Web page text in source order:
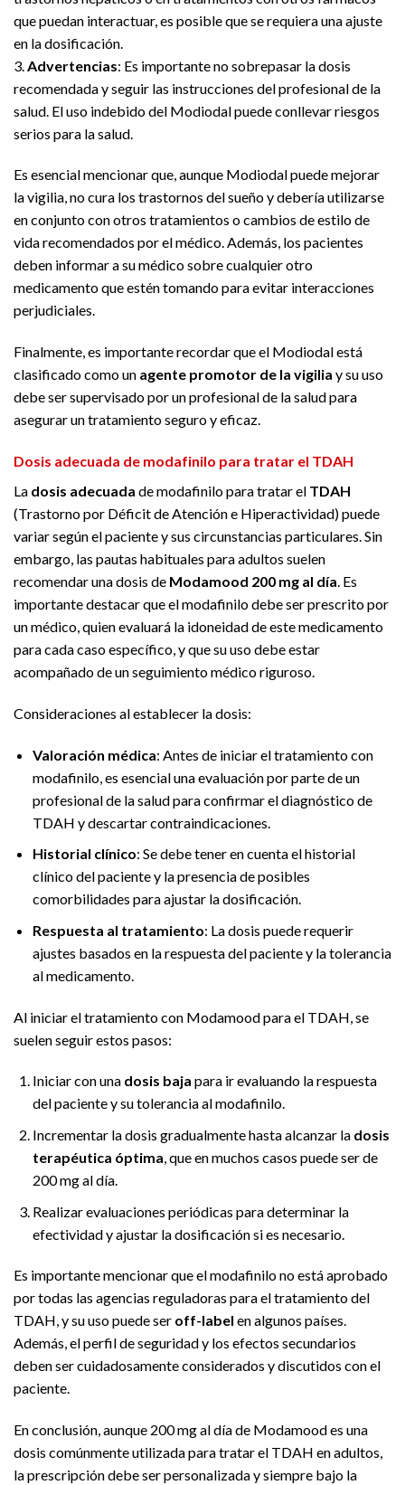
que puedan interactuar, es posible que se requiera una ajuste
en la dosificación.
3. Advertencias: Es importante no sobrepasar la dosis
recomendada y seguir las instrucciones del profesional de la
salud. El uso indebido del Modiodal puede conllevar riesgos
serios para la salud.
Es esencial mencionar que, aunque Modiodal puede mejorar
la vigilia, no cura los trastornos del sueño y debería utilizarse
en conjunto con otros tratamientos o cambios de estilo de
vida recomendados por el médico. Además, los pacientes
deben informar a su médico sobre cualquier otro
medicamento que estén tomando para evitar interacciones
perjudiciales.
Finalmente, es importante recordar que el Modiodal está
clasificado como un agente promotor de la vigilia y su uso
debe ser supervisado por un profesional de la salud para
asegurar un tratamiento seguro y eficaz.
Dosis adecuada de modafinilo para tratar el TDAH
La dosis adecuada de modafinilo para tratar el TDAH
(Trastorno por Déficit de Atención e Hiperactividad) puede
variar según el paciente y sus circunstancias particulares. Sin
embargo, las pautas habituales para adultos suelen
recomendar una dosis de Modamood 200 mg al día. Es
importante destacar que el modafinilo debe ser prescrito por
un médico, quien evaluará la idoneidad de este medicamento
para cada caso específico, y que su uso debe estar
acompañado de un seguimiento médico riguroso.
Consideraciones al establecer la dosis:
Valoración médica: Antes de iniciar el tratamiento con
modafinilo, es esencial una evaluación por parte de un
profesional de la salud para confirmar el diagnóstico de
TDAH y descartar contraindicaciones.
Historial clínico: Se debe tener en cuenta el historial
clínico del paciente y la presencia de posibles
comorbilidades para ajustar la dosificación.
Respuesta al tratamiento: La dosis puede requerir
ajustes basados en la respuesta del paciente y la tolerancia
al medicamento.
Al iniciar el tratamiento con Modamood para el TDAH, se
suelen seguir estos pasos:
Iniciar con una dosis baja para ir evaluando la respuesta
del paciente y su tolerancia al modafinilo.
Incrementar la dosis gradualmente hasta alcanzar la dosis
terapéutica óptima, que en muchos casos puede ser de
200 mg al día.
Realizar evaluaciones periódicas para determinar la
efectividad y ajustar la dosificación si es necesario.
Es importante mencionar que el modafinilo no está aprobado
por todas las agencias reguladoras para el tratamiento del
TDAH, y su uso puede ser off-label en algunos países.
Además, el perfil de seguridad y los efectos secundarios
deben ser cuidadosamente considerados y discutidos con el
paciente.
En conclusión, aunque 200 mg al día de Modamood es una
dosis comúnmente utilizada para tratar el TDAH en adultos,
la prescripción debe ser personalizada y siempre bajo la